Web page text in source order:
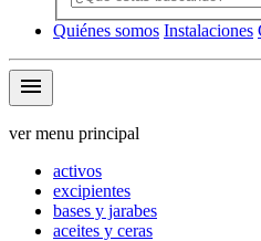
Quiénes somos Instalaciones
menu
ver menu principal
activos
excipientes
bases y jarabes
aceites y ceras